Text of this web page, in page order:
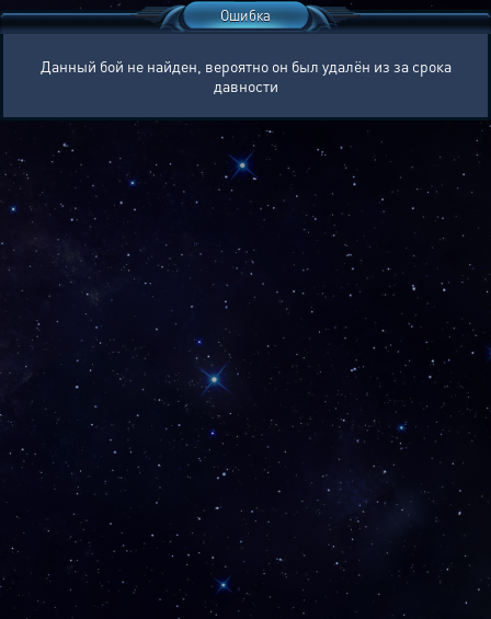
Ошибка
Данный бой не найден, вероятно он был удалён из за срока
давности